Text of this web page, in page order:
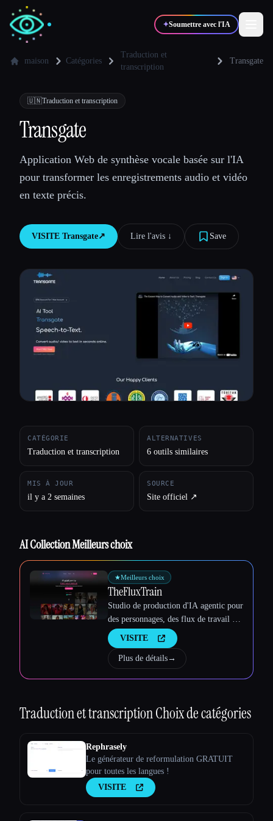
✦Soumettre avec l'IA
💻Développeurs
🎓Étudiants 🎬 Créateurs
Blog
Comparer les outils
Toutes les catégories
À propos
Esc
maison Catégories
Traduction et
transcription
Transgate
🇺🇳Traduction et transcription
Transgate
Application Web de synthèse vocale basée sur l'IA
pour transformer les enregistrements audio et vidéo
en texte précis.
VISITE Transgate↗︎ Lire l'avis ↓︎ Save
CATÉGORIE
Traduction et transcription
ALTERNATIVES
6 outils similaires
MIS À JOUR
il y a 2 semaines
SOURCE
Site officiel ↗︎
AI Collection Meilleurs choix
★Meilleurs choix
TheFluxTrain
Studio de production d'IA agentic pour
des personnages, des flux de travail et
des vidéos cohérents
VISITE
Plus de détails→
Traduction et transcriptionChoix de catégories
Rephrasely
Le générateur de reformulation GRATUIT
pour toutes les langues !
VISITE